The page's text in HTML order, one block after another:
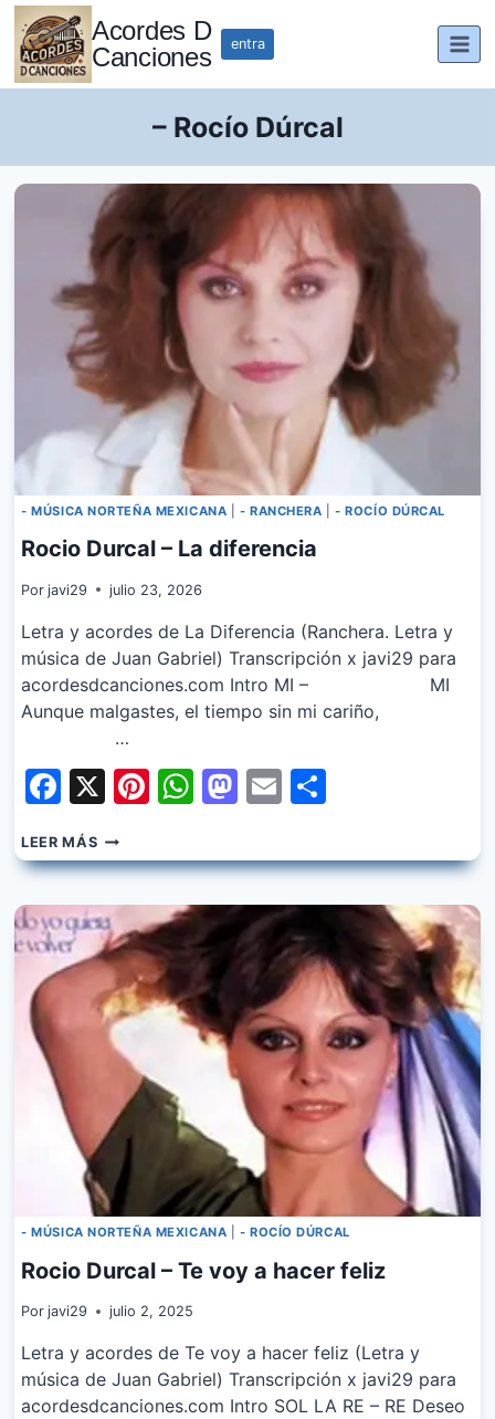
Saltar
contenido
Acordes D
Canciones
entra
– Rocío Dúrcal
- MÚSICA NORTEÑA MEXICANA - RANCHERA |- ROCÍO DÚRCAL
Rocio Durcal – La diferencia
Por javi29 julio 23, 2026
Letra y acordes de La Diferencia (Ranchera. Letra y
música de Juan Gabriel) Transcripción x javi29 para
acordesdcanciones.com Intro MI – MI
Aunque malgastes, el tiempo sin mi cariño,
…
Facebook
X Pinterest
WhatsApp
Mastodon
Email
LEER MÁSROCIO
DURCAL
–
DIFERENCIA
- MÚSICA NORTEÑA MEXICANA - ROCÍO DÚRCAL
Rocio Durcal – Te voy a hacer feliz
Por javi29 julio 2, 2025
Letra y acordes de Te voy a hacer feliz (Letra y
música de Juan Gabriel) Transcripción x javi29 para
acordesdcanciones.com Intro SOL LA RE – RE Deseo